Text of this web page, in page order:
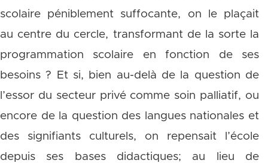
scolaire péniblement suffocante, on le plaçait
au centre du cercle, transformant de la sorte la
programmation scolaire en fonction de ses
besoins ? Et si, bien au-delà de la question de
l’essor du secteur privé comme soin palliatif, ou
encore de la question des langues nationales et
des signifiants culturels, on repensait l’école
depuis ses bases didactiques; au lieu de